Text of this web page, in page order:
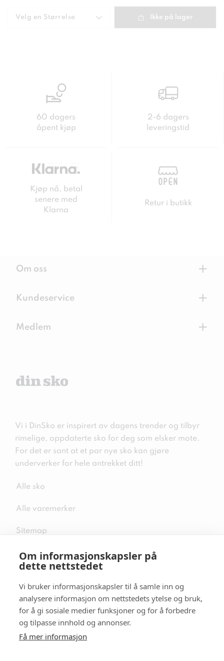
Om informasjonskapsler på
dette nettstedet
Vi bruker informasjonskapsler til å samle inn og
analysere informasjon om nettstedets ytelse og bruk,
for å gi sosiale medier funksjoner og for å forbedre
og tilpasse innhold og annonser.
Få mer informasjon
Velg en Størrelse Ikke på lager
60 dagers
åpent kjøp
2-6 dagers
leveringstid
Kjøp nå, betal
senere med
Klarna
Retur i butikk
Om oss +
Kundeservice +
Medlem +
Vi i DinSko er inspirert av dagens trender og tilbyr
rimelige, oppdaterte sko for deg som elsker mote.
For det er sant at et par nye sko kan gjøre
underverker for hele antrekket ditt!
Alle sko
Alle varemerker
Sitemap
Følg oss i sosiale medier